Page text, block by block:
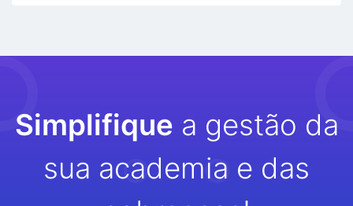
Simplifique a gestão da
sua academia e das